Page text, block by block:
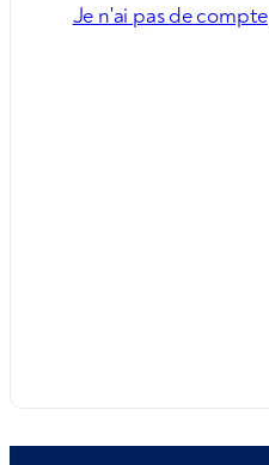
Je n'ai pas de compte